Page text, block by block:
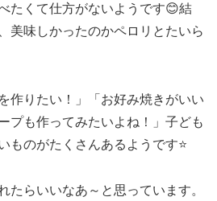
たくて仕方がないようです😊結
美味しかったのかペロリとたいら
作りたい！」「お好み焼きがいい
プも作ってみたいよね！」子ども
ものがたくさんあるようです⭐
たらいいなあ～と思っています。